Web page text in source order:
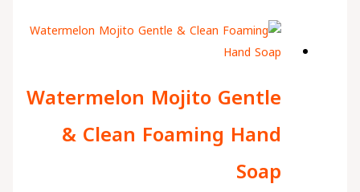
Watermelon Mojito Gentle
& Clean Foaming Hand
Soap